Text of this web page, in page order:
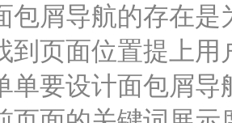
包屑导航的存在
到页面位置提上
单要设计面包屑